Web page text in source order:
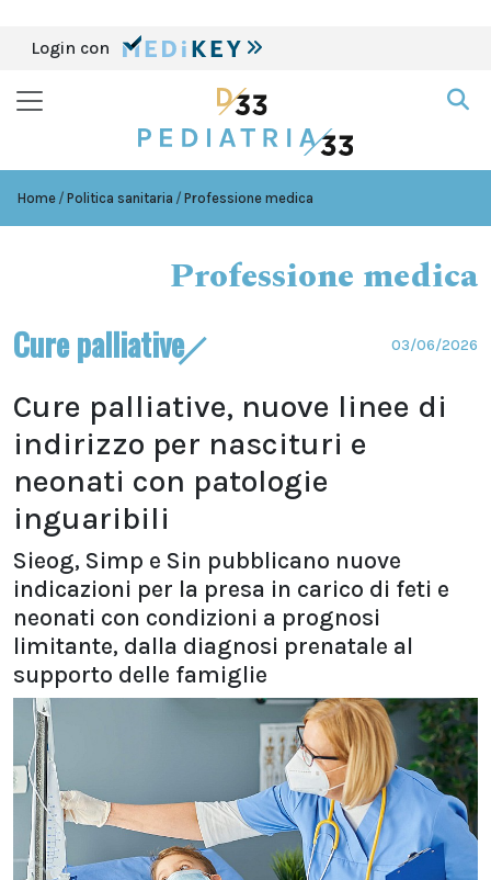
Login con
Home Politica sanitaria Professione medica
Professione medica
Cure palliative 03/06/2026
Cure palliative, nuove linee di
indirizzo per nascituri e
neonati con patologie
inguaribili
Sieog, Simp e Sin pubblicano nuove
indicazioni per la presa in carico di feti e
neonati con condizioni a prognosi
limitante, dalla diagnosi prenatale al
supporto delle famiglie